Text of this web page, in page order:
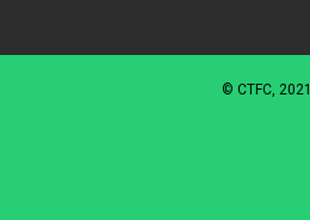
© CTFC, 2021